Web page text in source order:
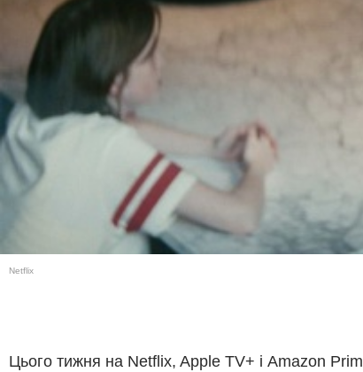
Netflix
Цього тижня на Netflix, Apple TV+ і Amazon